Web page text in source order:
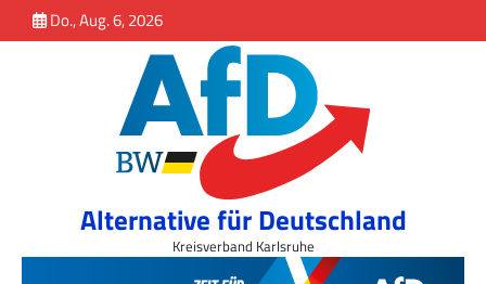
springen
to
Do., Aug. 6, 2026
Alternative für Deutschland
Kreisverband Karlsruhe